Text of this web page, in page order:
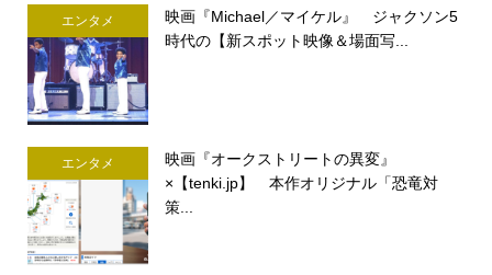
エンタメ
映画『Michael／マイケル』 ジャクソン5
時代の【新スポット映像＆場面写...
エンタメ
映画『オークストリートの異変』
×【tenki.jp】 本作オリジナル「恐竜対
策...